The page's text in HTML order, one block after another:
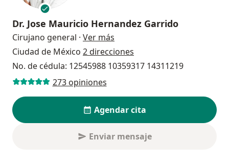
Dr. Jose Mauricio Hernandez Garrido
Cirujano general · Ver más
Ciudad de México 2 direcciones
No. de cédula: 12545988 10359317 14311219
273 opiniones
Agendar cita
Enviar mensaje